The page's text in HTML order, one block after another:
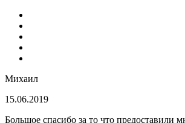
Михаил
15.06.2019
Большое спасибо за то что предоставили